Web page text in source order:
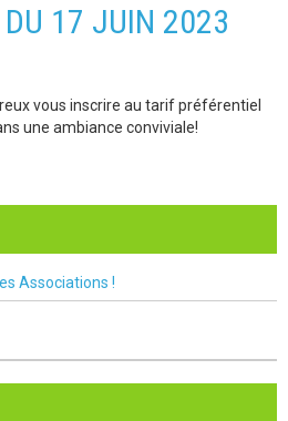
DU 17 JUIN 2023
vous inscrire au tarif préférentiel
une ambiance conviviale!
Associations !